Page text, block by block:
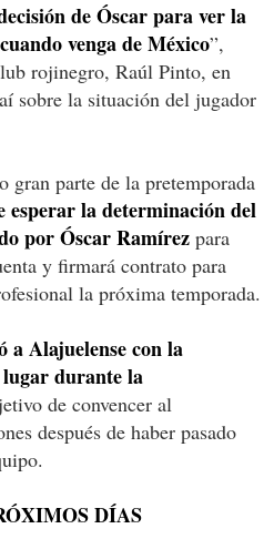
de Óscar para ver la
venga de México”,
rojinegro, Raúl Pinto, en
sobre la situación del jugador
gran parte de la pretemporada
esperar la determinación del
por Óscar Ramírez para
y firmará contrato para
la próxima temporada.
a Alajuelense con la
durante la
de convencer al
después de haber pasado
DÍAS